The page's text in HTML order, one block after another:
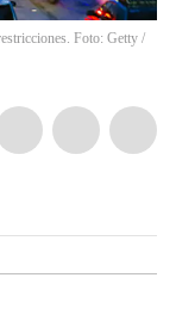
Foto: Getty /